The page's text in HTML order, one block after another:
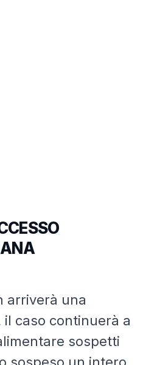
arriverà una
caso continuerà a
sospetti